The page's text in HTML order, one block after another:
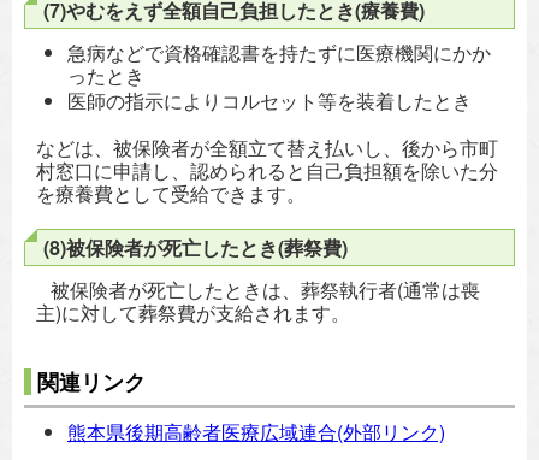
(7)やむをえず全額自己負担したとき(療養費)
急病などで資格確認書を持たずに医療機関にかか
ったとき
医師の指示によりコルセット等を装着したとき
などは、被保険者が全額立て替え払いし、後から市町
村窓口に申請し、認められると自己負担額を除いた分
を療養費として受給できます。
(8)被保険者が死亡したとき(葬祭費)
被保険者が死亡したときは、葬祭執行者(通常は喪
主)に対して葬祭費が支給されます。
関連リンク
熊本県後期高齢者医療広域連合(外部リンク)